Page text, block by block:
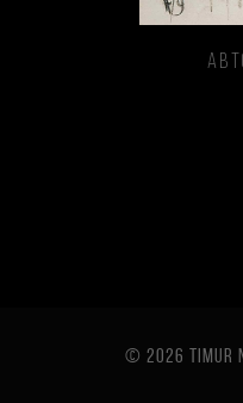
© 2026 TIMUR